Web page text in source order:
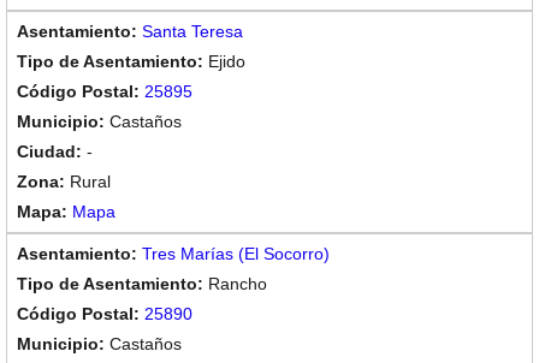
Santa Teresa
Ejido
25895
Castaños
-
Rural
Mapa
Tres Marías (El Socorro)
Rancho
25890
Castaños